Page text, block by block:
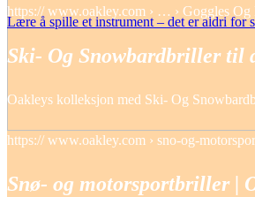
Lære å spille et instrument – det er aldri for
https:// www.oakley.com › … › Goggles Og
Ski- Og Snowbardbriller til
Oakleys kolleksjon med Ski- Og
https:// www.oakley.com › sno-og-
Snø- og motorsportbriller |